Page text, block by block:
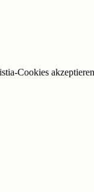
Cookies